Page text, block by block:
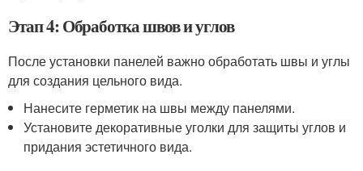
Этап 4: Обработка швов и углов
После установки панелей важно обработать швы и углы
для создания цельного вида.
Нанесите герметик на швы между панелями.
Установите декоративные уголки для защиты углов и
придания эстетичного вида.